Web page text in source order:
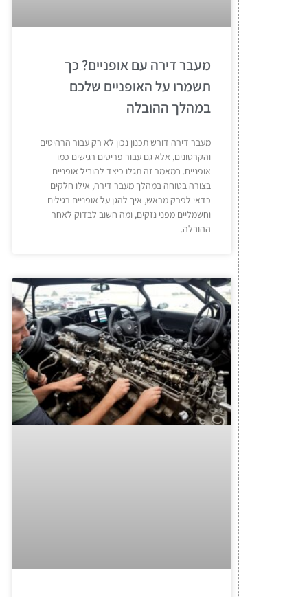
מעבר דירה עם אופניים? כך
תשמרו על האופניים שלכם
במהלך ההובלה
מעבר דירה דורש תכנון נכון לא רק עבור הרהיטים
והקרטונים, אלא גם עבור פריטים רגישים כמו
אופניים. במאמר זה תגלו כיצד להוביל אופניים
בצורה בטוחה במהלך מעבר דירה, אילו חלקים
כדאי לפרק מראש, איך להגן על אופניים רגילים
וחשמליים מפני נזקים, ומה חשוב לבדוק לאחר
ההובלה.